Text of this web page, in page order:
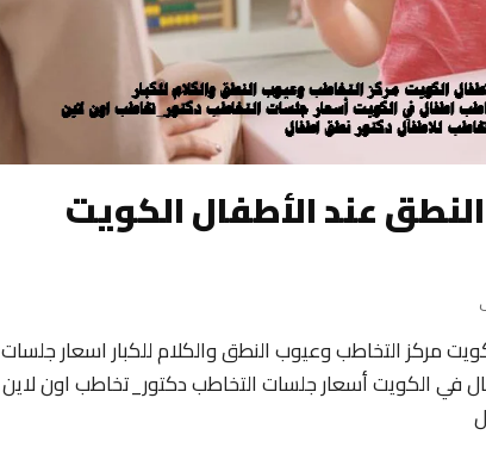
عند الأطفال الكويت
مركز التخاطب وعيوب النطق والكلام للكبار اسعار جلسات
في الكويت أسعار جلسات التخاطب دكتور_تخاطب اون لاين